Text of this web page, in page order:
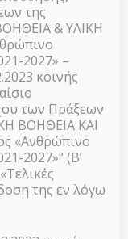
της
& ΥΛΙΚΗ
2027» –
κοινής
των Πράξεων
ΒΟΗΘΕΙΑ ΚΑΙ
«Ανθρώπινο
2027»“ (Β’
της εν λόγω